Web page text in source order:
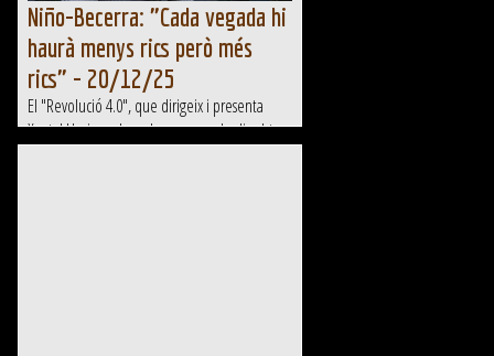
Niño-Becerra: "Cada vegada hi
haurà menys rics però més
rics" - 20/12/25
El "Revolució 4.0", que dirigeix i presenta
Xantal Llavina, obre el programa de dissabte